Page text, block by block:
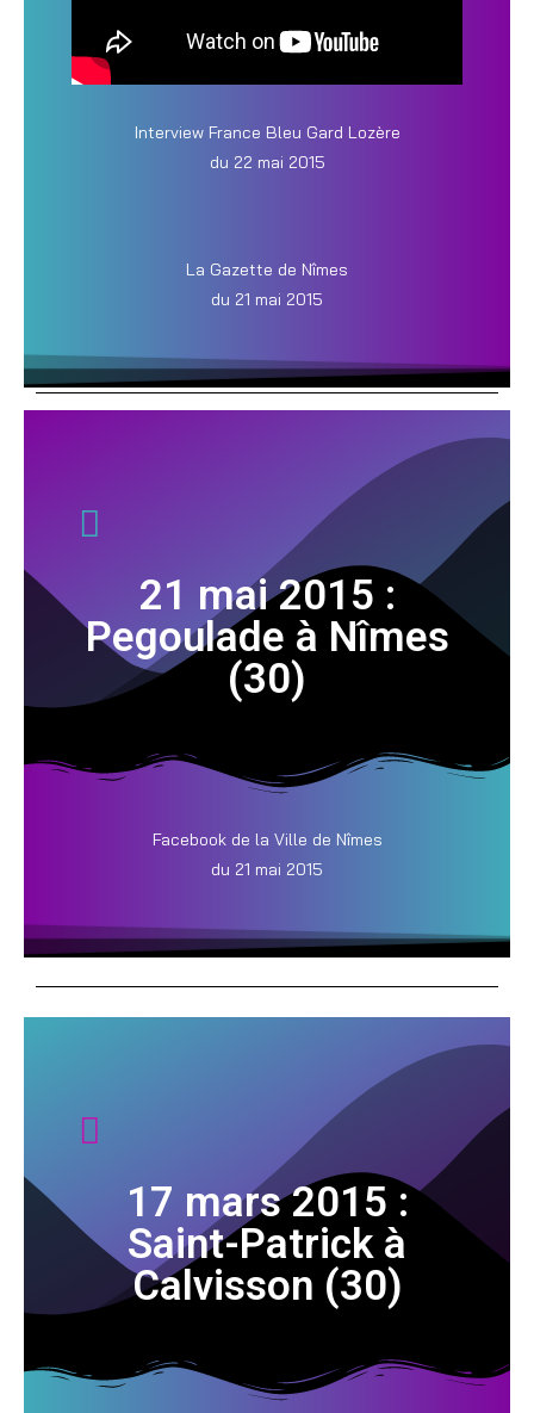
Interview France Bleu Gard Lozère
du 22 mai 2015
La Gazette de Nîmes
du 21 mai 2015
21 mai 2015 :
Pegoulade à Nîmes
(30)
Facebook de la Ville de Nîmes
du 21 mai 2015
17 mars 2015 :
Saint-Patrick à
Calvisson (30)